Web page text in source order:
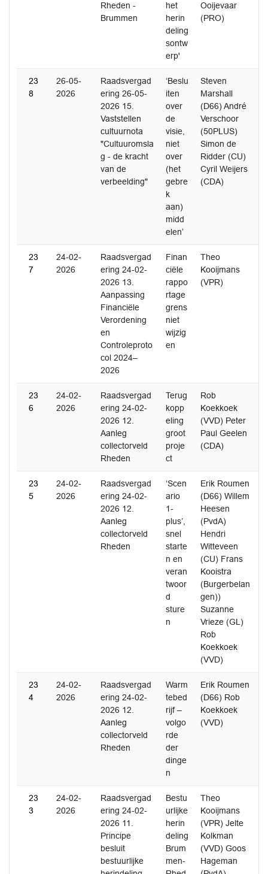
Rheden -
Brummen
het
herin
deling
sontw
erp'
Ooijevaar
(PRO)
23
8
26-05-
2026
Raadsvergad
ering 26-05-
2026 15.
Vaststellen
cultuurnota
"Cultuuromsla
g - de kracht
van de
verbeelding"
‘Beslu
iten
over
de
visie,
niet
over
(het
gebre
k
aan)
midd
elen’
Steven
Marshall
(D66) André
Verschoor
(50PLUS)
Simon de
Ridder (CU)
Cyril Weijers
(CDA)
23
7
24-02-
2026
Raadsvergad
ering 24-02-
2026 13.
Aanpassing
Financiële
Verordening
en
Controleproto
col 2024–
2026
Finan
ciële
rappo
rtage
grens
niet
wijzig
en
Theo
Kooijmans
(VPR)
23
6
24-02-
2026
Raadsvergad
ering 24-02-
2026 12.
Aanleg
collectorveld
Rheden
Terug
kopp
eling
groot
proje
ct
Rob
Koekkoek
(VVD) Peter
Paul Geelen
(CDA)
23
5
24-02-
2026
Raadsvergad
ering 24-02-
2026 12.
Aanleg
collectorveld
Rheden
‘Scen
ario
1-
plus’,
snel
starte
n en
veran
twoor
d
sture
n
Erik Roumen
(D66) Willem
Heesen
(PvdA)
Hendri
Witteveen
(CU) Frans
Kooistra
(Burgerbelan
gen))
Suzanne
Vrieze (GL)
Rob
Koekkoek
(VVD)
23
4
24-02-
2026
Raadsvergad
ering 24-02-
2026 12.
Aanleg
collectorveld
Rheden
Warm
tebed
rijf –
volgo
rde
der
dinge
n
Erik Roumen
(D66) Rob
Koekkoek
(VVD)
23
3
24-02-
2026
Raadsvergad
ering 24-02-
2026 11.
Principe
besluit
bestuurlijke
Bestu
urlijke
herin
deling
Brum
men-
Theo
Kooijmans
(VPR) Jelte
Kolkman
(VVD) Goos
Hageman